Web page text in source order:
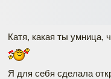
Катя, какая ты умница,
Я для себя сделала